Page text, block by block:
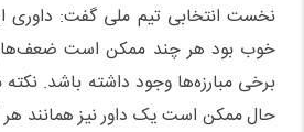
نخست انتخابی تیم ملی گفت: داوری
خوب بود هر چند ممکن است
برخی مبارزه‌ها وجود داشته باشد.
حال ممکن است یک داور نیز همانند هر